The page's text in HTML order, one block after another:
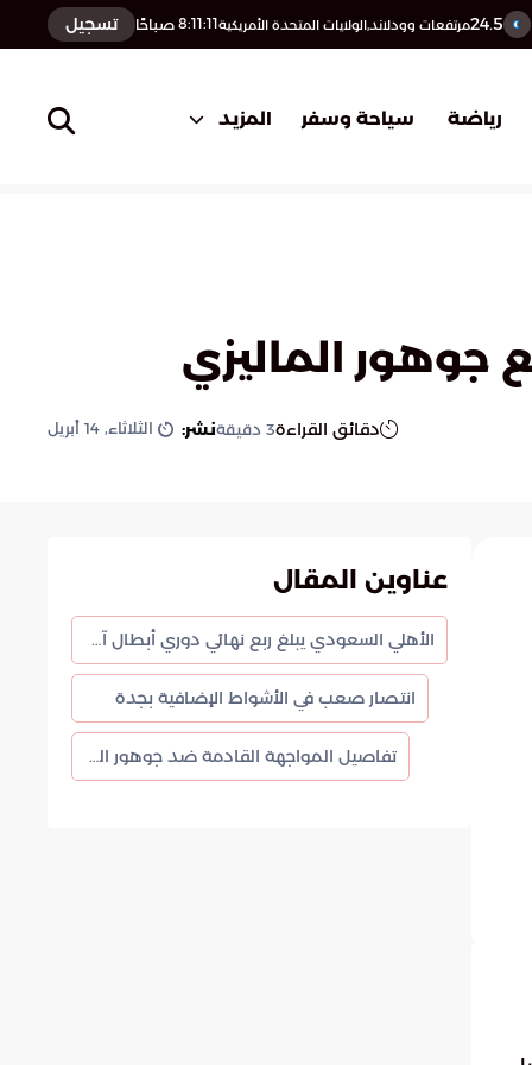
24.5مرتفعات وودلاند,الولايات المتحدة الأمريكية8:11:12 صباحًا تسجيل
رياضة سياحة وسفر المزيد
الماليزي
دقائق القراءة3 دقيقةنشر: الثلاثاء, 14 أبريل
عناوين المقال
الأهلي السعودي يبلغ ربع نهائي دوري أبطال آسيا للنخبة
انتصار صعب في الأشواط الإضافية بجدة
تفاصيل المواجهة القادمة ضد جوهور الماليزي